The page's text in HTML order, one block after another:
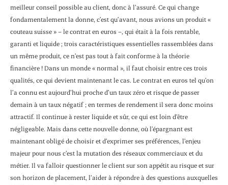
meilleur conseil possible au client, donc à l’assuré. Ce qui change
fondamentalement la donne, c’est qu’avant, nous avions un produit «
couteau suisse » – le contrat en euros –, qui était à la fois rentable,
garanti et liquide ; trois caractéristiques essentielles rassemblées dans
un même produit, ce n’est pas tout à fait conforme à la théorie
financière ! Dans un monde « normal », il faut choisir entre ces trois
qualités, ce qui devient maintenant le cas. Le contrat en euros tel qu’on
l’a connu est aujourd’hui proche d’un taux zéro et risque de passer
demain à un taux négatif ; en termes de rendement il sera donc moins
attractif. Il continue à rester liquide et sûr, ce qui est loin d’être
négligeable. Mais dans cette nouvelle donne, où l’épargnant est
maintenant obligé de choisir et d’exprimer ses préférences, l’enjeu
majeur pour nous c’est la mutation des réseaux commerciaux et du
métier. Il va falloir questionner le client sur son appétit au risque et sur
son horizon de placement, l’aider à répondre à des questions auxquelles